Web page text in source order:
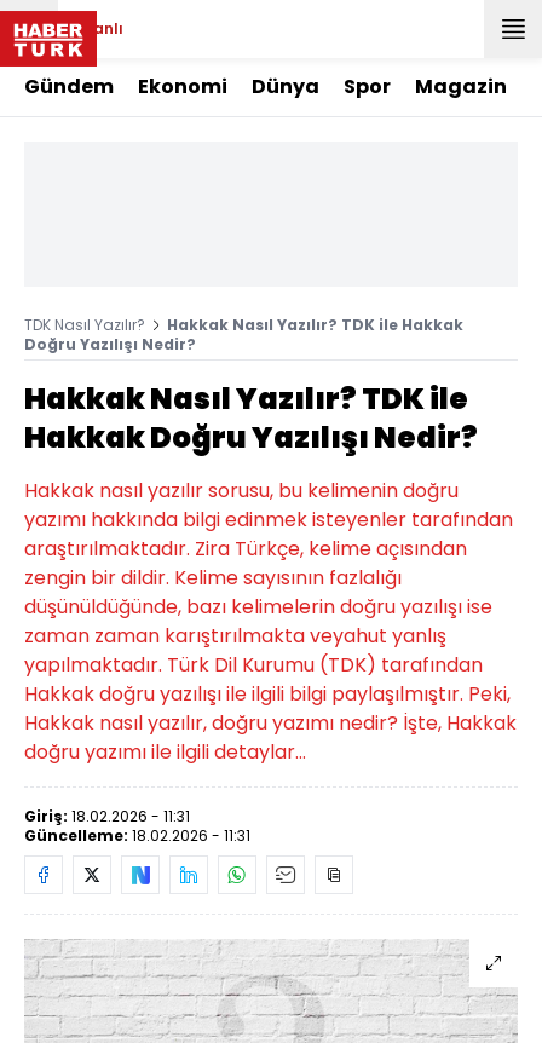
Canlı
Gündem Ekonomi Dünya Spor Magazin
TDK Nasıl Yazılır?
Hakkak Nasıl Yazılır? TDK ile Hakkak
Doğru Yazılışı Nedir?
Hakkak Nasıl Yazılır? TDK ile
Hakkak Doğru Yazılışı Nedir?
Hakkak nasıl yazılır sorusu, bu kelimenin doğru
yazımı hakkında bilgi edinmek isteyenler tarafından
araştırılmaktadır. Zira Türkçe, kelime açısından
zengin bir dildir. Kelime sayısının fazlalığı
düşünüldüğünde, bazı kelimelerin doğru yazılışı ise
zaman zaman karıştırılmakta veyahut yanlış
yapılmaktadır. Türk Dil Kurumu (TDK) tarafından
Hakkak doğru yazılışı ile ilgili bilgi paylaşılmıştır. Peki,
Hakkak nasıl yazılır, doğru yazımı nedir? İşte, Hakkak
doğru yazımı ile ilgili detaylar...
Giriş: 18.02.2026 - 11:31
Güncelleme: 18.02.2026 - 11:31